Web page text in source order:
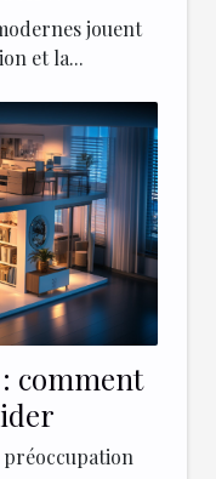
traficjouent
et la...
comment
préoccupation